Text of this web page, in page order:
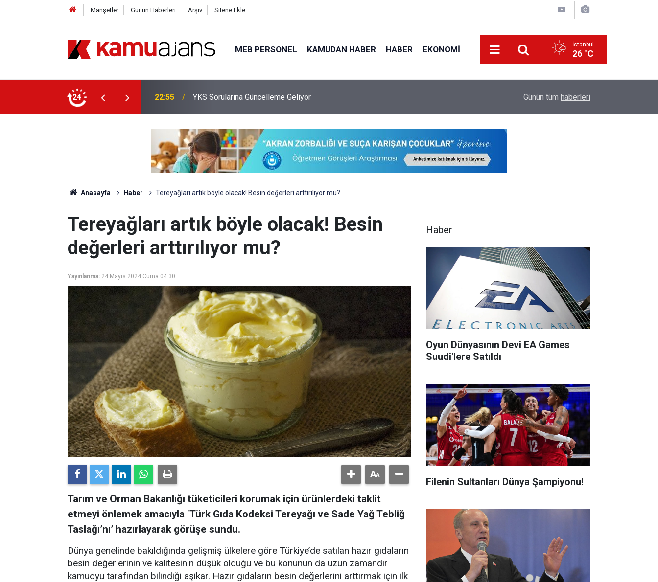
Manşetler Günün Haberleri Arşiv Sitene Ekle
MEB PERSONEL KAMUDAN HABER HABER EKONOMI İstanbul
26 °C
24 20:25 İl Emri Ataması Kaç Yıldır Yapılıyor, Bu Sene Yapılacak Mı? O Öğretmenlerin Yaz Tatili 17 Ağustos'ta Sona
Günün tüm haberleri
Anasayfa Haber Tereyağları artık böyle olacak! Besin değerleri arttırılıyor mu?
Tereyağları artık böyle olacak! Besin
değerleri arttırılıyor mu?
Yayınlanma: 24 Mayıs 2024 Cuma 04:30
Tarım ve Orman Bakanlığı tüketicileri korumak için ürünlerdeki taklit
etmeyi önlemek amacıyla ‘Türk Gıda Kodeksi Tereyağı ve Sade Yağ Tebliğ
Taslağı’nı’ hazırlayarak görüşe sundu.
Dünya genelinde bakıldığında gelişmiş ülkelere göre Türkiye’de satılan hazır gıdaların
besin değerlerinin ve kalitesinin düşük olduğu ve bu konunun da uzun zamandır
kamuoyu tarafından bilindiği aşikar. Hazır gıdaların besin değerlerini arttırmak için ilk
Haber
Oyun Dünyasının Devi EA Games
Suudi'lere Satıldı
Filenin Sultanları Dünya Şampiyonu!